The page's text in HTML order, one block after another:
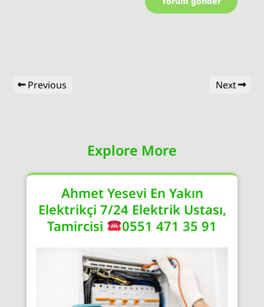
Yazı
gezinmesi
Previous
Previous
Next
Next
Explore More
Ahmet Yesevi En Yakın
Elektrikçi 7/24 Elektrik Ustası,
Tamircisi
0551 471 35 91